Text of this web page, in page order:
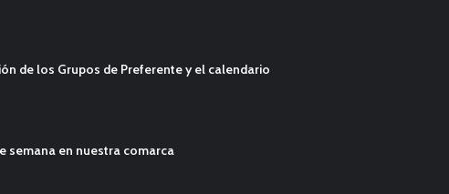
de los Grupos de Preferente y el calendario
semana en nuestra comarca